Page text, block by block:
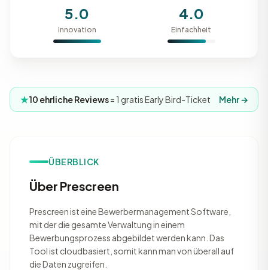
5.0
Innovation
4.0
Einfachheit
10 ehrliche Reviews= 1 gratis Early Bird-Ticket Mehr →
ÜBERBLICK
Über Prescreen
Prescreen ist eine Bewerbermanagement Software,
mit der die gesamte Verwaltung in einem
Bewerbungsprozess abgebildet werden kann. Das
Tool ist cloudbasiert, somit kann man von überall auf
die Daten zugreifen.